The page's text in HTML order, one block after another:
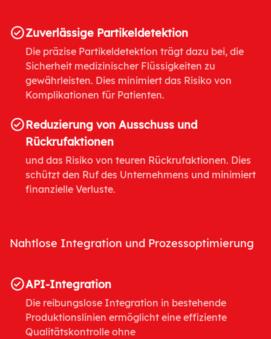
Zuverlässige Partikeldetektion
Die präzise Partikeldetektion trägt dazu bei, die
Sicherheit medizinischer Flüssigkeiten zu
gewährleisten. Dies minimiert das Risiko von
Komplikationen für Patienten.
Reduzierung von Ausschuss und
Rückrufaktionen
und das Risiko von teuren Rückrufaktionen. Dies
schützt den Ruf des Unternehmens und minimiert
finanzielle Verluste.
Nahtlose Integration und Prozessoptimierung
API-Integration
Die reibungslose Integration in bestehende
Produktionslinien ermöglicht eine effiziente
Qualitätskontrolle ohne